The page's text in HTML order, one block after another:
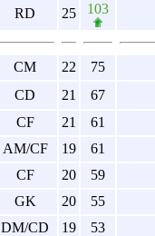
RD 25 103
CM 22
75
CD 21
67
CF 21
61
AM/CF 19
61
CF 20
59
GK 20
55
DM/CD 19
53